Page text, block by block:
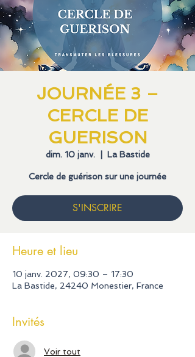
JOURNÉE 3 –
CERCLE DE
GUERISON
dim. 10 janv.
  |
La Bastide
Cercle de guérison sur une journée
S'INSCRIRE
Heure et lieu
10 janv. 2027, 09:30 – 17:30
La Bastide, 24240 Monestier, France
Invités
Voir tout